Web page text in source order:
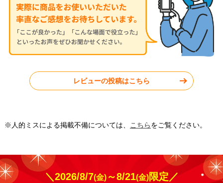
千葉県船橋市 福岡県糸島市
工事実績をもっと見る
レビューの投稿はこちら
※人的ミスによる掲載不備については、 こちらをご覧ください。
＼2026/8/7(金)～8/21(金)限定／